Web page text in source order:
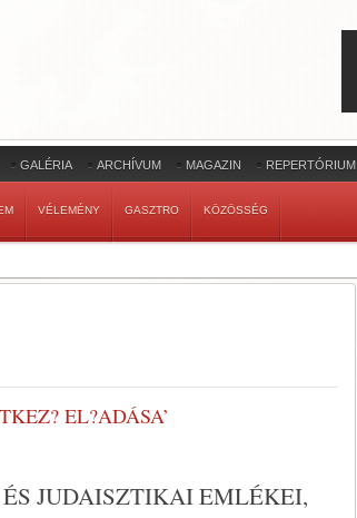
GALÉRIA ARCHÍVUM MAGAZIN REPERTÓRIUM
VÉLEMÉNY GASZTRO KÖZÖSSÉG
EL?ADÁSA’
JUDAISZTIKAI EMLÉKEI,